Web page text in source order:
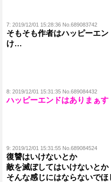
7: 2019/12/01 15:28:36 No.689083742
そもそも作者はハッピーエ
け…
8: 2019/12/01 15:31:35 No.689084432
ハッピーエンドはありまぁす
9: 2019/12/01 15:31:55 No.689084524
復讐はいけないとか
敵を滅ぼしてはいけないとか
そんな感じにはならないでほ